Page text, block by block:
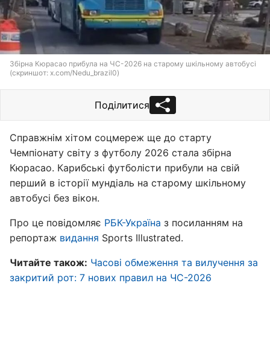
Збірна Кюрасао прибула на ЧС-2026 на старому шкільному автобусі
(скриншот: x.com/Nedu_brazil0)
Поділитися
Справжнім хітом соцмереж ще до старту
Чемпіонату світу з футболу 2026 стала збірна
Кюрасао. Карибські футболісти прибули на свій
перший в історії мундіаль на старому шкільному
автобусі без вікон.
Про це повідомляє РБК-Україна з посиланням на
репортаж видання Sports Illustrated.
Читайте також: Часові обмеження та вилучення за
закритий рот: 7 нових правил на ЧС-2026